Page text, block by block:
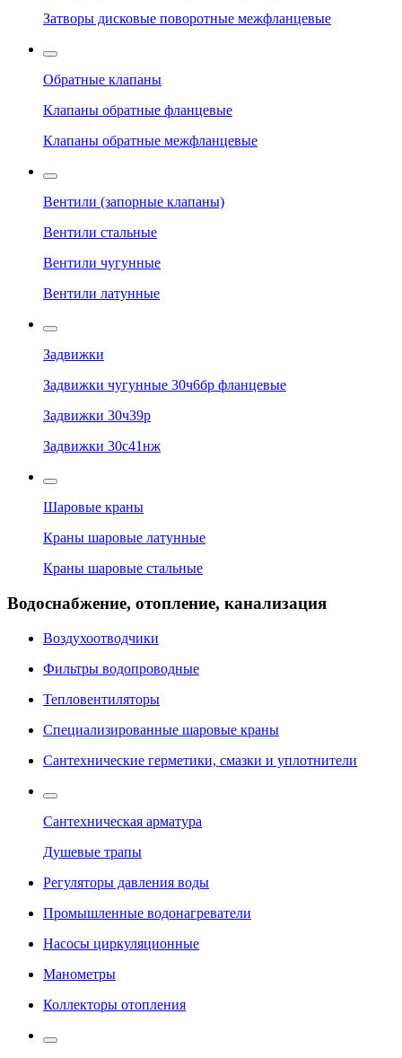
Затворы дисковые поворотные межфланцевые
Обратные клапаны
Клапаны обратные фланцевые
Клапаны обратные межфланцевые
Вентили (запорные клапаны)
Вентили стальные
Вентили чугунные
Вентили латунные
Задвижки
Задвижки чугунные 30ч6бр фланцевые
Задвижки 30ч39р
Задвижки 30с41нж
Шаровые краны
Краны шаровые латунные
Краны шаровые стальные
Водоснабжение, отопление, канализация
Воздухоотводчики
Фильтры водопроводные
Тепловентиляторы
Специализированные шаровые краны
Сантехнические герметики, смазки и уплотнители
Сантехническая арматура
Душевые трапы
Регуляторы давления воды
Промышленные водонагреватели
Насосы циркуляционные
Манометры
Коллекторы отопления